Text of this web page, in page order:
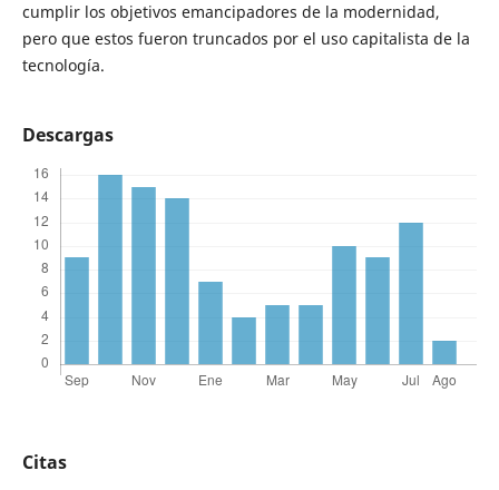
cumplir los objetivos emancipadores de la modernidad,
pero que estos fueron truncados por el uso capitalista de la
tecnología.
Descargas
Citas